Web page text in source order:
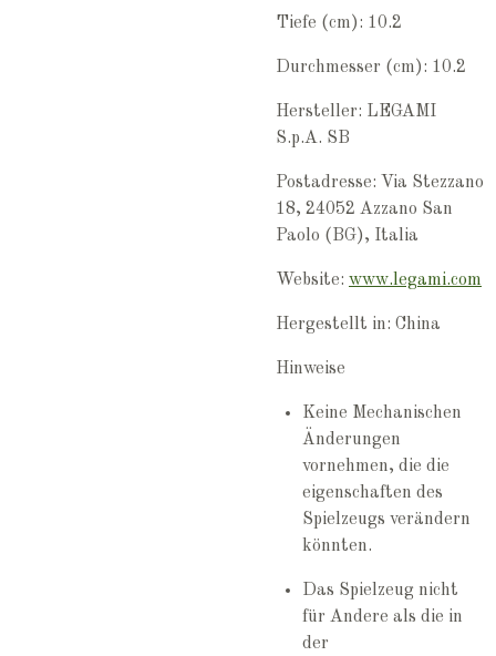
Tiefe (cm): 10.2
Durchmesser (cm): 10.2
Hersteller: LEGAMI
S.p.A. SB
Postadresse: Via Stezzano
18, 24052 Azzano San
Paolo (BG), Italia
Website: www.legami.com
Hergestellt in: China
Hinweise
Keine Mechanischen
Änderungen
vornehmen, die die
eigenschaften des
Spielzeugs verändern
könnten.
Das Spielzeug nicht
für Andere als die in
der